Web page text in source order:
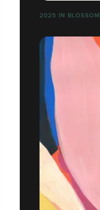
2025 IN BLOSSOM